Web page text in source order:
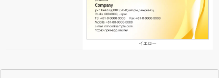
イエロー